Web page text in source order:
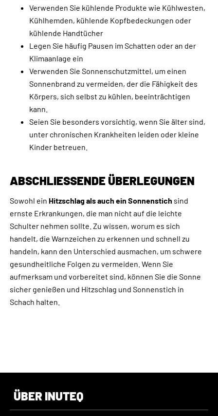
Verwenden Sie kühlende Produkte wie Kühlwesten,
Kühlhemden, kühlende Kopfbedeckungen oder
kühlende Handtücher
Legen Sie häufig Pausen im Schatten oder an der
Klimaanlage ein
Verwenden Sie Sonnenschutzmittel, um einen
Sonnenbrand zu vermeiden, der die Fähigkeit des
Körpers, sich selbst zu kühlen, beeinträchtigen
kann.
Seien Sie besonders vorsichtig, wenn Sie älter sind,
unter chronischen Krankheiten leiden oder kleine
Kinder betreuen.
ABSCHLIESSENDE ÜBERLEGUNGEN
Sowohl ein Hitzschlag als auch ein Sonnenstich sind
ernste Erkrankungen, die man nicht auf die leichte
Schulter nehmen sollte. Zu wissen, worum es sich
handelt, die Warnzeichen zu erkennen und schnell zu
handeln, kann den Unterschied ausmachen, um schwere
gesundheitliche Folgen zu vermeiden. Wenn Sie
aufmerksam und vorbereitet sind, können Sie die Sonne
sicher genießen und Hitzschlag und Sonnenstich in
Schach halten.
ÜBER INUTEQ